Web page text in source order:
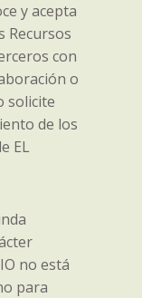
y acepta
Recursos
con
o
solicite
de los
EL
no está
para